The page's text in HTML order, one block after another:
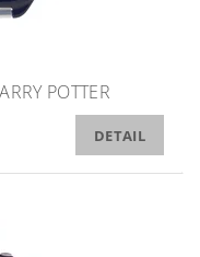
POTTER
DETAIL